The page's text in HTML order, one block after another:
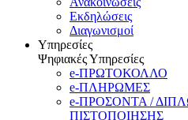
Εκδηλώσεις
Διαγωνισμοί
Υπηρεσίες
Ψηφιακές Υπηρεσίες
e-ΠΡΩΤΟΚΟΛΛΟ
e-ΠΛΗΡΩΜΕΣ
e-ΠΡΟΣΟΝΤΑ /
ΠΙΣΤΟΠΟΙΗΣΗΣ